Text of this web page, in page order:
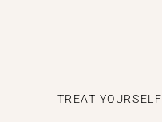
TREAT YOURSELF